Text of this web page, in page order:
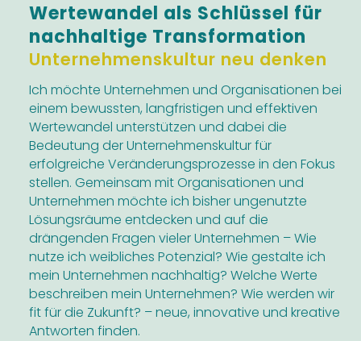
Wertewandel als Schlüssel für
nachhaltige Transformation
Unternehmenskultur neu denken
Ich möchte Unternehmen und Organisationen bei
einem bewussten, langfristigen und effektiven
Wertewandel unterstützen und dabei die
Bedeutung der Unternehmenskultur für
erfolgreiche Veränderungsprozesse in den Fokus
stellen. Gemeinsam mit Organisationen und
Unternehmen möchte ich bisher ungenutzte
Lösungsräume entdecken und auf die
drängenden Fragen vieler Unternehmen – Wie
nutze ich weibliches Potenzial? Wie gestalte ich
mein Unternehmen nachhaltig? Welche Werte
beschreiben mein Unternehmen? Wie werden wir
fit für die Zukunft? – neue, innovative und kreative
Antworten finden.